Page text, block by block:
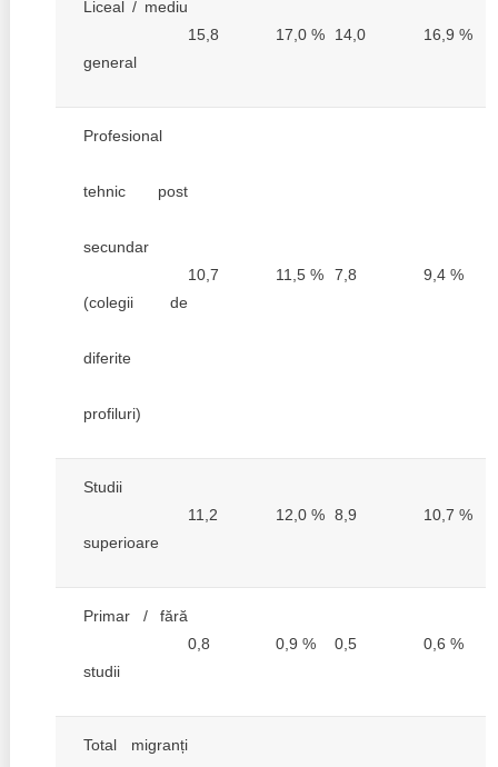
Liceal / mediu
general
15,8 17,0 % 14,0 16,9 %
Profesional
tehnic post
secundar
(colegii de
diferite
profiluri)
10,7 11,5 % 7,8 9,4 %
Studii
superioare
11,2 12,0 % 8,9 10,7 %
Primar / fără
studii
0,8 0,9 % 0,5 0,6 %
Total migranți